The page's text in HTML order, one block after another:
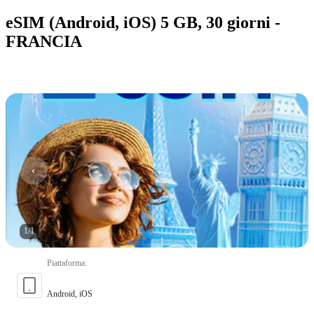
eSIM (Android, iOS) 5 GB, 30 giorni -
FRANCIA
1/1
Piattaforma:
Android, iOS